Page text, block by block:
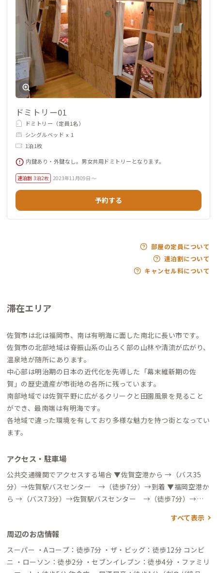
ドミトリー01
ドミトリー（定員1名）
シングルベッド x 1
1泊1枚
内鍵あり・外鍵なし。男女共用ドミトリーとなります。
連泊割 3泊2枚 2023年11月09日 ～
予約する
部屋の定員について
連泊割について
キャンセル料について
滞在エリア
佐賀市は北は福岡市、南は有明海に面した南北に長い市です。
佐賀市の北部地域は脊振山系の山ろく部の山林や清流が広がり、
温泉地が随所にあります。
中心部は明治期の日本の近代化を先導した「幕末維新期の佐
賀」の歴史遺産が市街地の各所に残っています。
南部地域では佐賀平野に広がるクリークと田園風景を見ること
ができ、最南端は有明海です。
各地域で違った環境を有しており多様な魅力を持つ街となってい
ます。
アクセス・駐車場
公共交通機関でアクセスする場合 ▼佐賀空港から →（バス35
分）→佐賀駅バスセンター →（徒歩7分）→到着 ▼福岡空港か
ら →（バス73分）→佐賀駅バスセンター →（徒歩7分）→到
（一般道10分＆高速道40分）→佐賀大和IC →（一般道20分）
→到着 ▼長崎駅から →（一般道10分＆高速道80分）→佐賀大和
IC →（一般道20分）→到着 ▼熊本駅から →（一般道15分＆高
すべて表示
周辺のお店情報
スーパー ・Aコープ：徒歩7分 ・ザ・ビッグ：徒歩12分 コンビ
ニ ・ローソン：徒歩2分 ・セブンイレブン：徒歩4分 ・ファミリ